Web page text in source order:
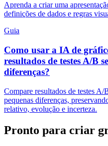
Aprenda a criar uma
definições de dados e regras
Guia
Como usar a IA de
resultados de testes A/B
diferenças?
Compare resultados de testes
pequenas diferenças,
relativo, evolução e incerteza.
Pronto para criar